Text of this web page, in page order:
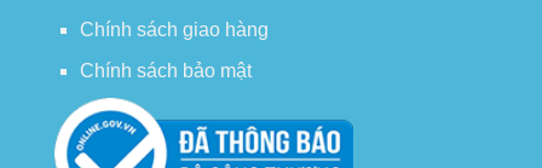
Chính sách giao hàng
Chính sách bảo mật